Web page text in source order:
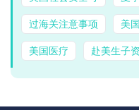
过海关注意事项 美
美国医疗 赴美生子